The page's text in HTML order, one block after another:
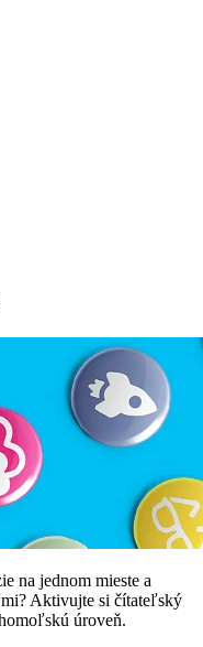
na jednom mieste a
Aktivujte si čítateľský
úroveň.